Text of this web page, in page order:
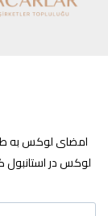
امضای لوکس به
لوکس در